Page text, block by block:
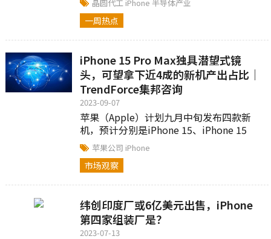
成为支撑第二季...
晶圆代工 iPhone半导体产业
一周热点
iPhone 15 Pro Max独具潜望式镜
头，可望拿下近4成的新机产出占比｜
TrendForce集邦咨询
2023-09-07
苹果（Apple）计划九月中旬发布四款新
机，预计分别是iPhone 15、iPhone 15
Plus，以及Pro系列的iPhone 15 Pro以及
iPhone 15 Pro Max...
苹果公司 iPhone
市场观察
纬创印度厂或6亿美元出售，iPhone
第四家组装厂是？
2023-07-13